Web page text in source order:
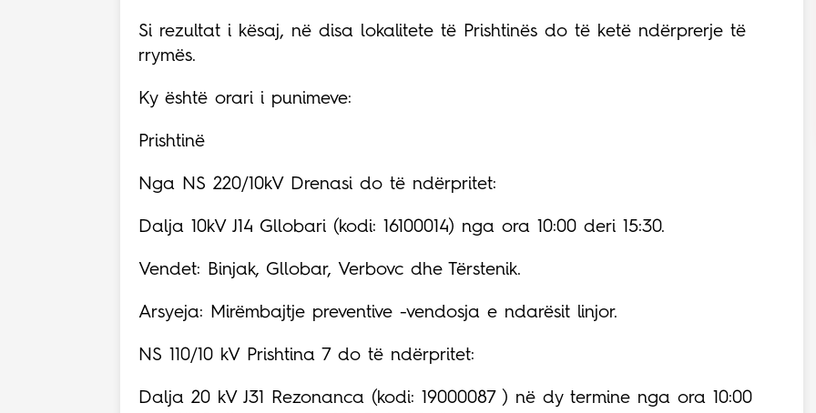
Si rezultat i kësaj, në disa lokalitete të Prishtinës do të ketë ndërprerje të
rrymës.
Ky është orari i punimeve:
Prishtinë
Nga NS 220/10kV Drenasi do të ndërpritet:
Dalja 10kV J14 Gllobari (kodi: 16100014) nga ora 10:00 deri 15:30.
Vendet: Binjak, Gllobar, Verbovc dhe Tërstenik.
Arsyeja: Mirëmbajtje preventive -vendosja e ndarësit linjor.
NS 110/10 kV Prishtina 7 do të ndërpritet:
Dalja 20 kV J31 Rezonanca (kodi: 19000087 ) në dy termine nga ora 10:00